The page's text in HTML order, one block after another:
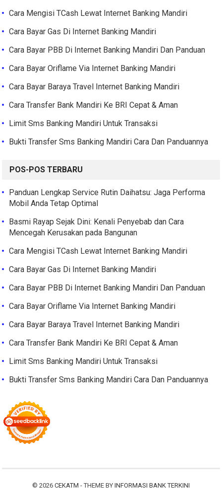
Cara Mengisi TCash Lewat Internet Banking Mandiri
Cara Bayar Gas Di Internet Banking Mandiri
Cara Bayar PBB Di Internet Banking Mandiri Dan Panduan
Cara Bayar Oriflame Via Internet Banking Mandiri
Cara Bayar Baraya Travel Internet Banking Mandiri
Cara Transfer Bank Mandiri Ke BRI Cepat & Aman
Limit Sms Banking Mandiri Untuk Transaksi
Bukti Transfer Sms Banking Mandiri Cara Dan Panduannya
POS-POS TERBARU
Panduan Lengkap Service Rutin Daihatsu: Jaga Performa
Mobil Anda Tetap Optimal
Basmi Rayap Sejak Dini: Kenali Penyebab dan Cara
Mencegah Kerusakan pada Bangunan
Cara Mengisi TCash Lewat Internet Banking Mandiri
Cara Bayar Gas Di Internet Banking Mandiri
Cara Bayar PBB Di Internet Banking Mandiri Dan Panduan
Cara Bayar Oriflame Via Internet Banking Mandiri
Cara Bayar Baraya Travel Internet Banking Mandiri
Cara Transfer Bank Mandiri Ke BRI Cepat & Aman
Limit Sms Banking Mandiri Untuk Transaksi
Bukti Transfer Sms Banking Mandiri Cara Dan Panduannya
© 2026 CEKATM - THEME BY INFORMASI BANK TERKINI